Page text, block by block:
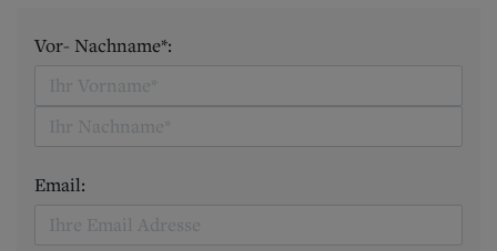
Vor- Nachname*:
Email: